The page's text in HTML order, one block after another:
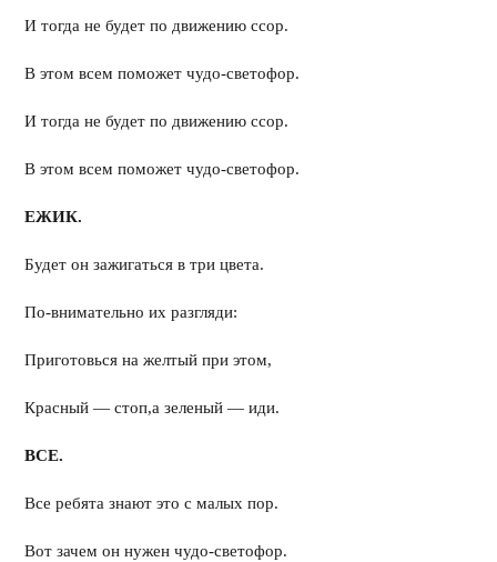
И тогда не будет по движению ссор.
В этом всем поможет чудо-светофор.
И тогда не будет по движению ссор.
В этом всем поможет чудо-светофор.
ЕЖИК.
Будет он зажигаться в три цвета.
По-внимательно их разгляди:
Приготовься на желтый при этом,
Красный — стоп,а зеленый — иди.
ВСЕ.
Все ребята знают это с малых пор.
Вот зачем он нужен чудо-светофор.